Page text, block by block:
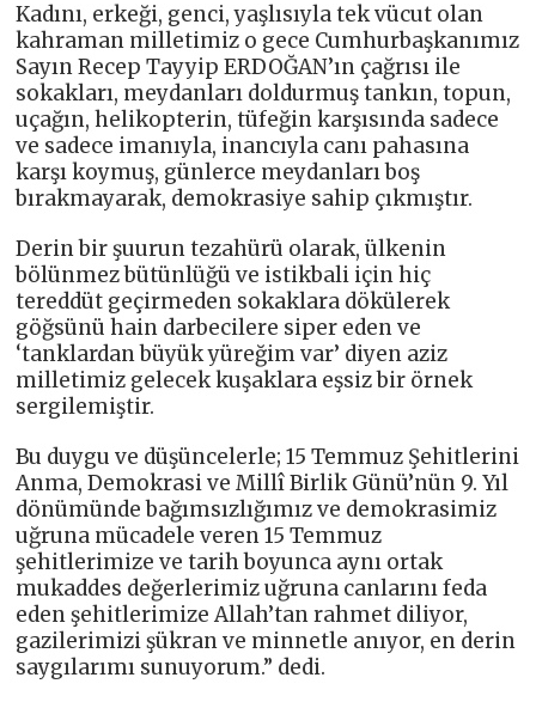
Kadını, erkeği, genci, yaşlısıyla tek vücut olan
kahraman milletimiz o gece Cumhurbaşkanımız
Sayın Recep Tayyip ERDOĞAN’ın çağrısı ile
sokakları, meydanları doldurmuş tankın, topun,
uçağın, helikopterin, tüfeğin karşısında sadece
ve sadece imanıyla, inancıyla canı pahasına
karşı koymuş, günlerce meydanları boş
bırakmayarak, demokrasiye sahip çıkmıştır.
Derin bir şuurun tezahürü olarak, ülkenin
bölünmez bütünlüğü ve istikbali için hiç
tereddüt geçirmeden sokaklara dökülerek
göğsünü hain darbecilere siper eden ve
‘tanklardan büyük yüreğim var’ diyen aziz
milletimiz gelecek kuşaklara eşsiz bir örnek
sergilemiştir.
Bu duygu ve düşüncelerle; 15 Temmuz Şehitlerini
Anma, Demokrasi ve Millî Birlik Günü’nün 9. Yıl
dönümünde bağımsızlığımız ve demokrasimiz
uğruna mücadele veren 15 Temmuz
şehitlerimize ve tarih boyunca aynı ortak
mukaddes değerlerimiz uğruna canlarını feda
eden şehitlerimize Allah’tan rahmet diliyor,
gazilerimizi şükran ve minnetle anıyor, en derin
saygılarımı sunuyorum.” dedi.